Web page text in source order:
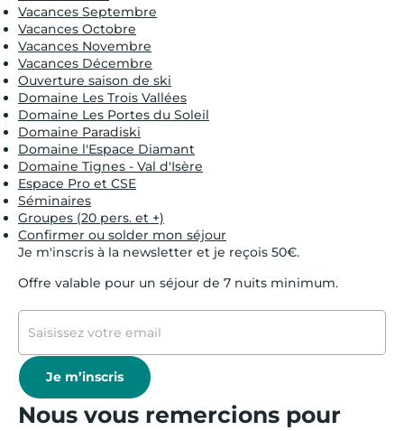
Vacances Septembre
Vacances Octobre
Vacances Novembre
Vacances Décembre
Ouverture saison de ski
Domaine Les Trois Vallées
Domaine Les Portes du Soleil
Domaine Paradiski
Domaine l'Espace Diamant
Domaine Tignes - Val d'Isère
Espace Pro et CSE
Séminaires
Groupes (20 pers. et +)
Confirmer ou solder mon séjour
Je m'inscris à la newsletter et je reçois 50€.
Offre valable pour un séjour de 7 nuits minimum.
Je m’inscris
Nous vous remercions pour